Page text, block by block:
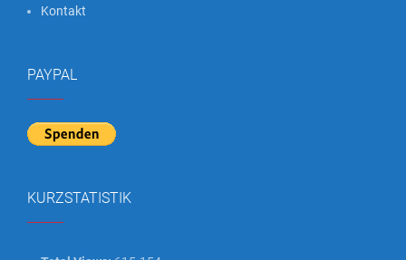
Kontakt
PAYPAL
KURZSTATISTIK